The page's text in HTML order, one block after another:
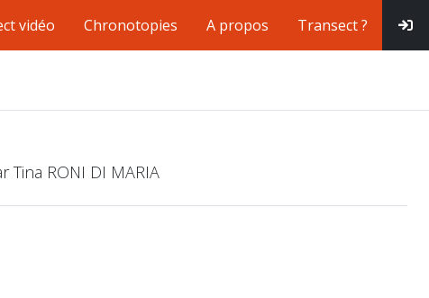
vidéo Chronotopies A propos Transect ?
Tina RONI DI MARIA